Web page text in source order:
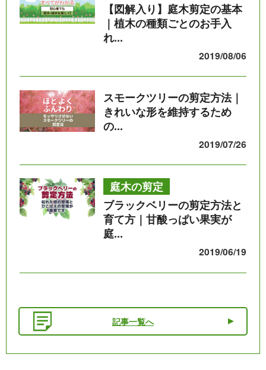
【図解入り】庭木剪定の基本
｜植木の種類ごとのお手入
れ...
2019/08/06
スモークツリーの剪定方法｜
きれいな形を維持するため
の...
2019/07/26
庭木の剪定
ブラックベリーの剪定方法と
育て方｜甘酸っぱい果実が
庭...
2019/06/19
記事一覧へ